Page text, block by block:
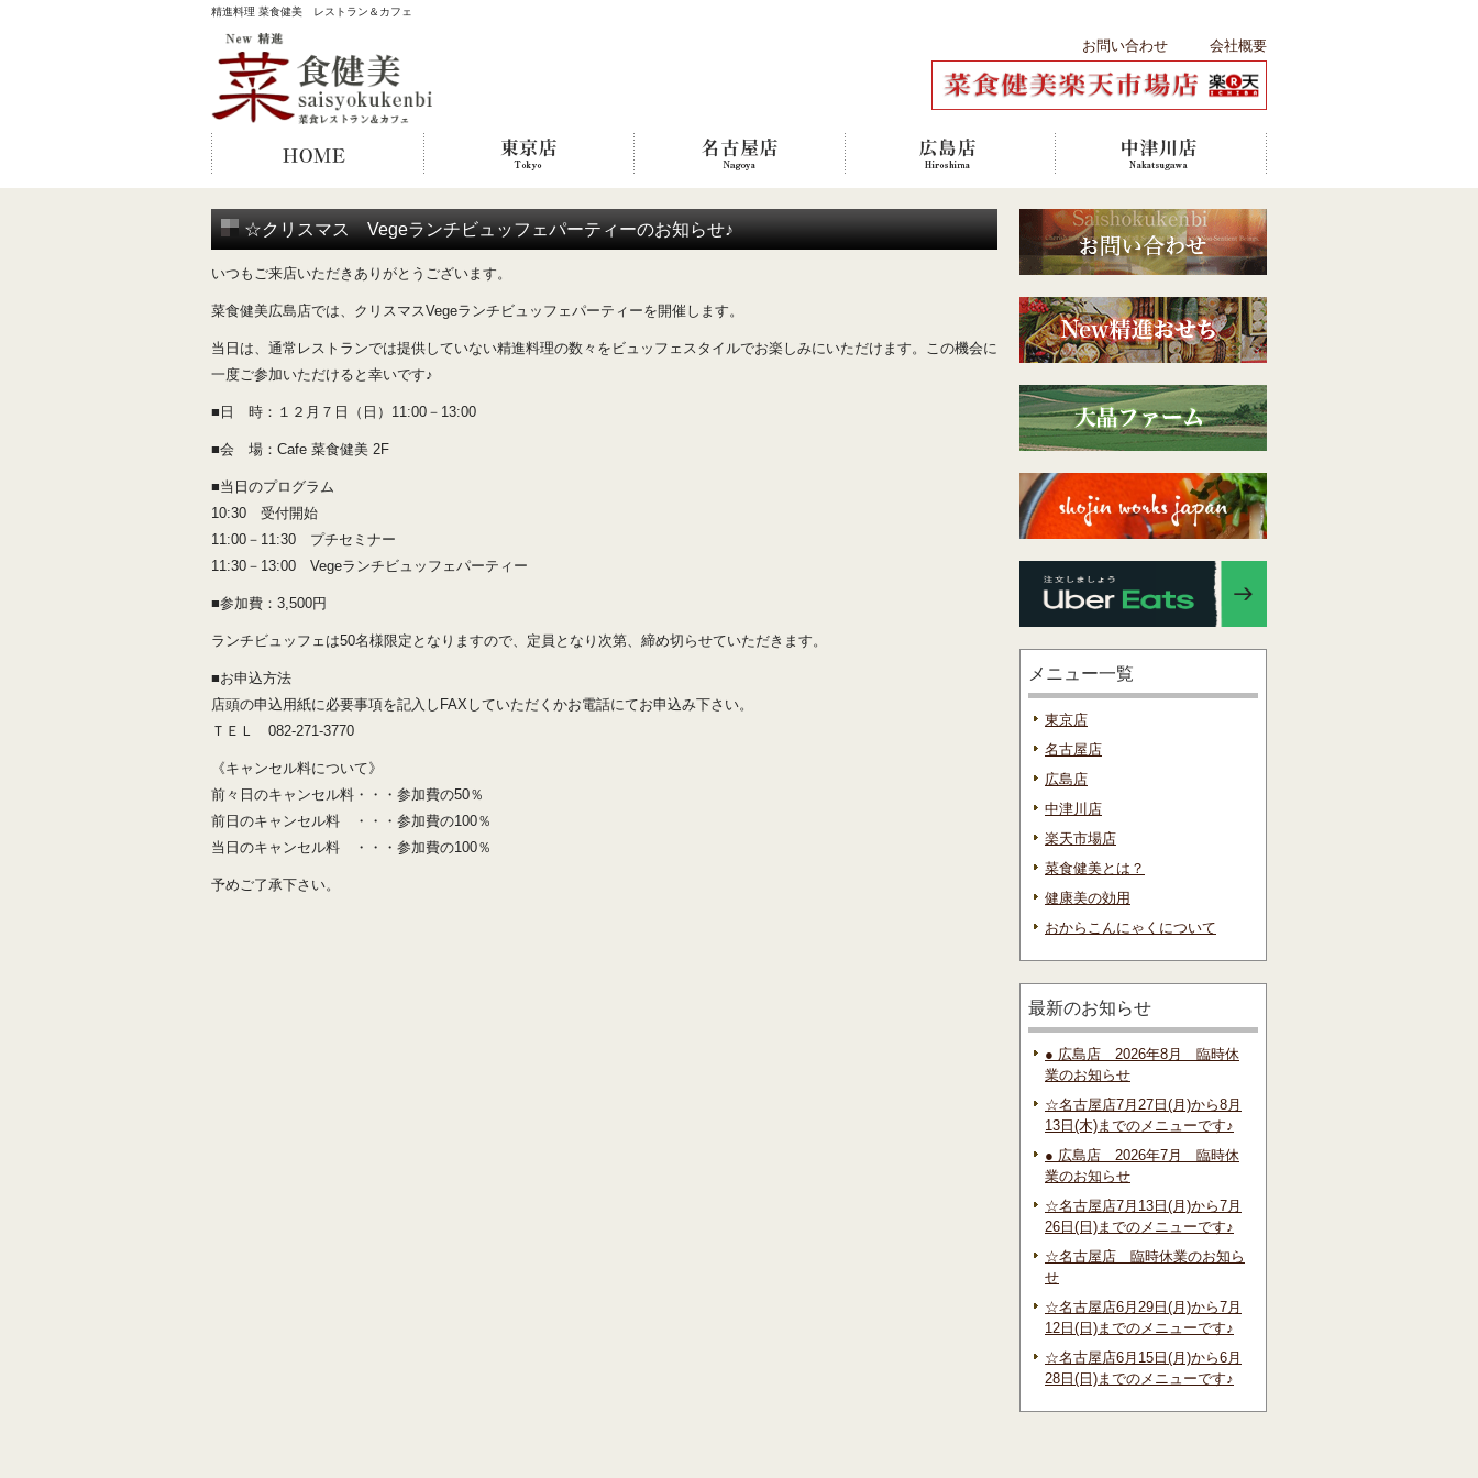
精進料理 菜食健美 レストラン＆カフェ
会社概要
お問い合わせ
☆クリスマス Vegeランチビュッフェパーティーのお知らせ♪
いつもご来店いただきありがとうございます。
菜食健美広島店では、クリスマスVegeランチビュッフェパーティーを開催します。
当日は、通常レストランでは提供していない精進料理の数々をビュッフェスタイルでお楽しみにいただけます。この機会に
一度ご参加いただけると幸いです♪
■日 時：１２月７日（日）11:00－13:00
■会 場：Cafe 菜食健美 2F
■当日のプログラム
10:30 受付開始
11:00－11:30 プチセミナー
11:30－13:00 Vegeランチビュッフェパーティー
■参加費：3,500円
ランチビュッフェは50名様限定となりますので、定員となり次第、締め切らせていただきます。
■お申込方法
店頭の申込用紙に必要事項を記入しFAXしていただくかお電話にてお申込み下さい。
ＴＥＬ 082-271-3770
《キャンセル料について》
前々日のキャンセル料・・・参加費の50％
前日のキャンセル料 ・・・参加費の100％
当日のキャンセル料 ・・・参加費の100％
予めご了承下さい。
メニュー一覧
東京店
名古屋店
広島店
中津川店
楽天市場店
菜食健美とは？
健康美の効用
おからこんにゃくについて
最新のお知らせ
● 広島店 2026年8月 臨時休
業のお知らせ
☆名古屋店7月27日(月)から8月
13日(木)までのメニューです♪
● 広島店 2026年7月 臨時休
業のお知らせ
☆名古屋店7月13日(月)から7月
26日(日)までのメニューです♪
☆名古屋店 臨時休業のお知ら
せ
☆名古屋店6月29日(月)から7月
12日(日)までのメニューです♪
☆名古屋店6月15日(月)から6月
28日(日)までのメニューです♪